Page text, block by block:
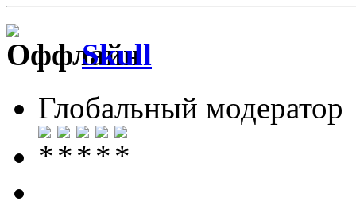
Skull
Глобальный модератор